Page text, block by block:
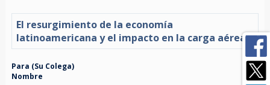
El resurgimiento de la economía
latinoamericana y el impacto en la carga aérea
Para (Su Colega)
Nombre